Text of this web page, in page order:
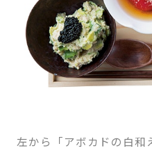
左から「アボカドの白